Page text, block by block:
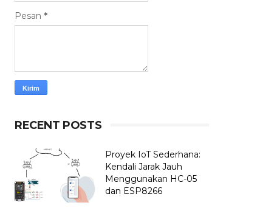
Pesan *
RECENT POSTS
Proyek IoT Sederhana:
Kendali Jarak Jauh
Menggunakan HC-05
dan ESP8266